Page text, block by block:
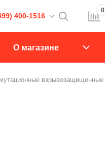
400-1516
0
О магазине
взрывозащищенные